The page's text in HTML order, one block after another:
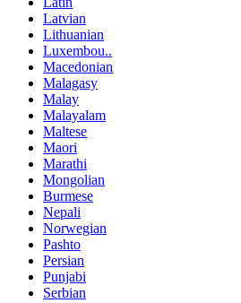
Latvian
Lithuanian
Luxembou..
Macedonian
Malagasy
Malay
Malayalam
Maltese
Maori
Marathi
Mongolian
Burmese
Nepali
Norwegian
Pashto
Persian
Punjabi
Serbian